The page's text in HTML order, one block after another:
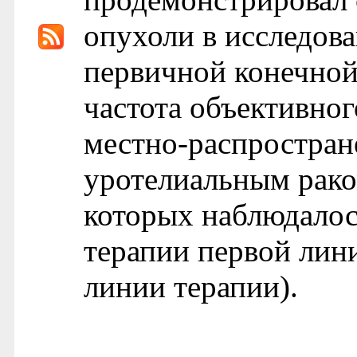
опухоли в
первичной
частота
местно-
уротелиальным
которых
терапии первой
линии терапии).